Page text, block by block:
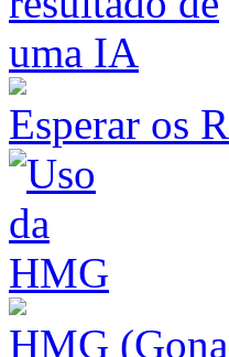
Esperar os
HMG